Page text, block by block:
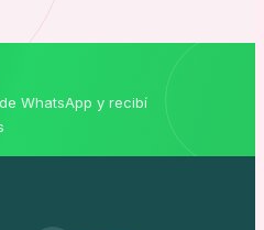
WhatsApp y recibí